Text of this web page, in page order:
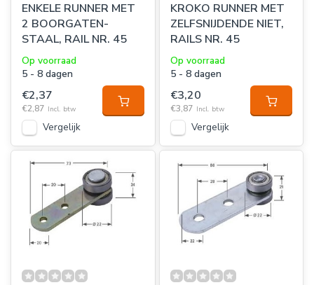
ENKELE RUNNER MET
2 BOORGATEN-
STAAL, RAIL NR. 45
Op voorraad
5 - 8 dagen
€2,37
€2,87 Incl. btw
Vergelijk
KROKO RUNNER MET
ZELFSNIJDENDE NIET,
RAILS NR. 45
Op voorraad
5 - 8 dagen
€3,20
€3,87 Incl. btw
Vergelijk